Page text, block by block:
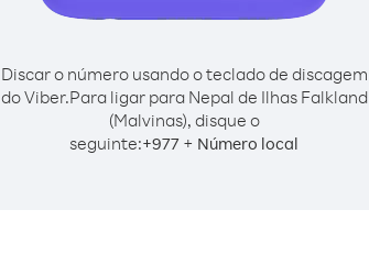
Discar o número usando o teclado de discagem
do Viber.Para ligar para Nepal de Ilhas Falkland
(Malvinas), disque o
seguinte:+977 + Número local